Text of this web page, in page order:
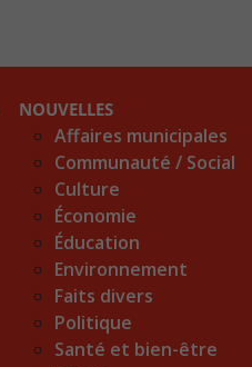
NOUVELLES
Affaires municipales
Communauté / Social
Culture
Économie
Éducation
Environnement
Faits divers
Politique
Santé et bien-être